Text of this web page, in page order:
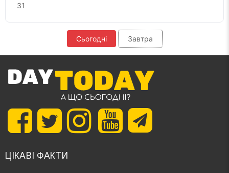
31
Сьогодні Завтра
ЦІКАВІ ФАКТИ